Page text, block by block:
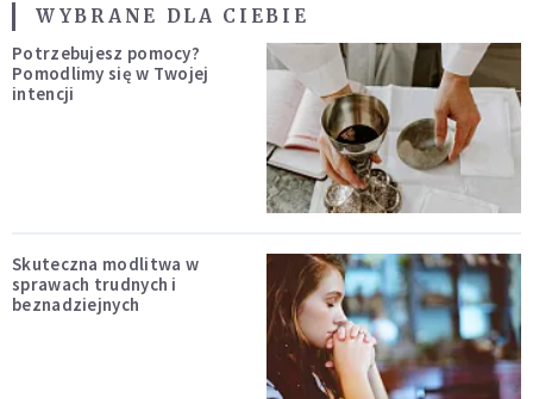
WYBRANE DLA CIEBIE
Potrzebujesz pomocy?
Pomodlimy się w Twojej
intencji
Skuteczna modlitwa w
sprawach trudnych i
beznadziejnych